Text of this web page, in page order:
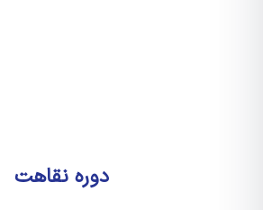
دوره نقاهت